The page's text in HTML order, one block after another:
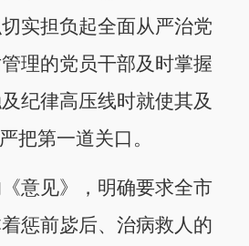
实担负起全面从严治党
理的党员干部及时掌握
纪律高压线时就使其及
把第一道关口。
见》，明确要求全市
惩前毖后、治病救人的